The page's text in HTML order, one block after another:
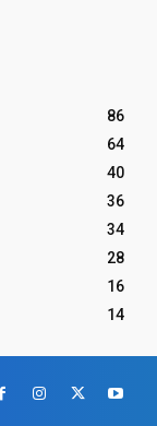
86
64
40
36
34
28
16
14